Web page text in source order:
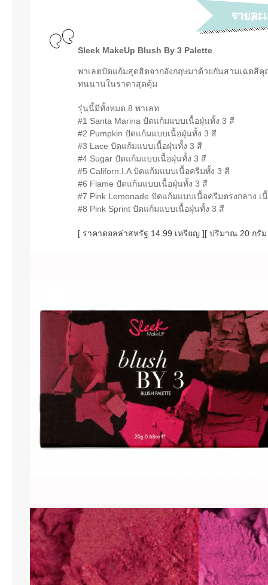
Sleek MakeUp Blush By 3 Palette
พาเลตปัดแก้มสุดฮิตจากอังกฤษมาด้วยกันสามเฉดสี
ทนนานในราคาสุดคุ้ม
รุ่นนี้มีทั้งหมด 8 พาเลท
#1 Santa Marina ปัดแก้มแบบเนื้อฝุ่นทั้ง 3 สี
#2 Pumpkin ปัดแก้มแบบเนื้อฝุ่นทั้ง 3 สี
#3 Lace ปัดแก้มแบบเนื้อฝุ่นทั้ง 3 สี
#4 Sugar ปัดแก้มแบบเนื้อฝุ่นทั้ง 3 สี
#5 Californ.I.A ปัดแก้มแบบเนื้อครีมทั้ง 3 สี
#6 Flame ปัดแก้มแบบเนื้อฝุ่นทั้ง 3 สี
#7 Pink Lemonade ปัดแก้มแบบเนื้อครีมตรงกลาง
#8 Pink Sprint ปัดแก้มแบบเนื้อฝุ่นทั้ง 3 สี
[ ราคาดอลล่าสหรัฐ 14.99 เหรียญ ][ ปริมาณ 20 กรั